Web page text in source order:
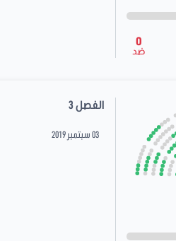
0
ضد
الفصل 3
03 سبتمبر 2019